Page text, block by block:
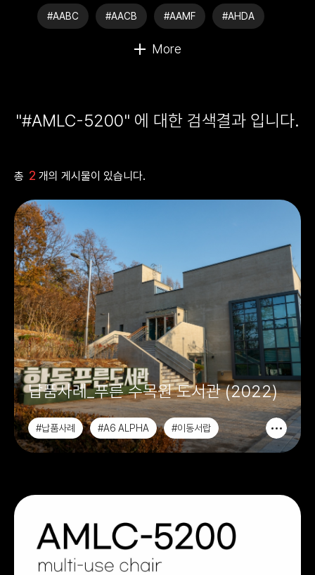
#AABC #AACB #AAMF #AHDA
"#AMLC-5200" 에 대한 검색결과 입니다.
총 2 개의 게시물이 있습니다.
납품사례_푸른 수목원 도서관 (2022)
#납품사례 #A6 ALPHA
#이동서랍
#회의용테이블